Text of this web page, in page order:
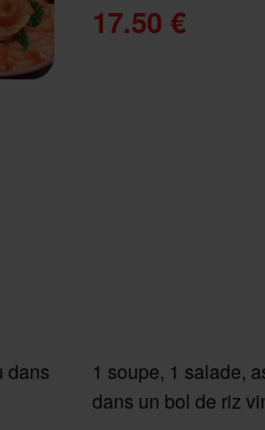
dans
17.50 €
1 soupe, 1 salade,
dans un bol de riz